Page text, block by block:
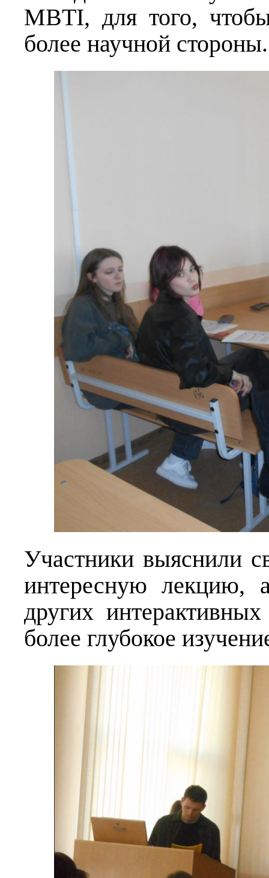
MBTI, для того,
более научной стороны.
Участники выяснили
интересную лекцию,
других
более глубокое